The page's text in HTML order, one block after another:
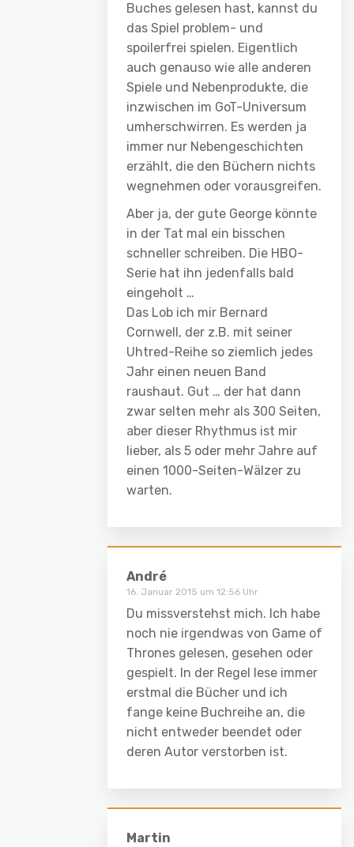
Buches gelesen hast, kannst du
das Spiel problem- und
spoilerfrei spielen. Eigentlich
auch genauso wie alle anderen
Spiele und Nebenprodukte, die
inzwischen im GoT-Universum
umherschwirren. Es werden ja
immer nur Nebengeschichten
erzählt, die den Büchern nichts
wegnehmen oder vorausgreifen.
Aber ja, der gute George könnte
in der Tat mal ein bisschen
schneller schreiben. Die HBO-
Serie hat ihn jedenfalls bald
eingeholt …
Das Lob ich mir Bernard
Cornwell, der z.B. mit seiner
Uhtred-Reihe so ziemlich jedes
Jahr einen neuen Band
raushaut. Gut … der hat dann
zwar selten mehr als 300 Seiten,
aber dieser Rhythmus ist mir
lieber, als 5 oder mehr Jahre auf
einen 1000-Seiten-Wälzer zu
warten.
André
16. Januar 2015 um 12:56 Uhr
Du missverstehst mich. Ich habe
noch nie irgendwas von Game of
Thrones gelesen, gesehen oder
gespielt. In der Regel lese immer
erstmal die Bücher und ich
fange keine Buchreihe an, die
nicht entweder beendet oder
deren Autor verstorben ist.
Martin